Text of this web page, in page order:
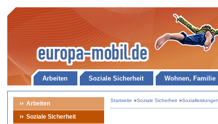
Arbeiten Soziale Sicherheit Wohnen, Familie
Arbeiten
Soziale Sicherheit
Startseite »Soziale Sicherheit »